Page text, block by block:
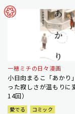
一穂ミチの日々漫画
小日向まるこ「あか
った寂しさが温もりに
14回）
愛でる
コミック